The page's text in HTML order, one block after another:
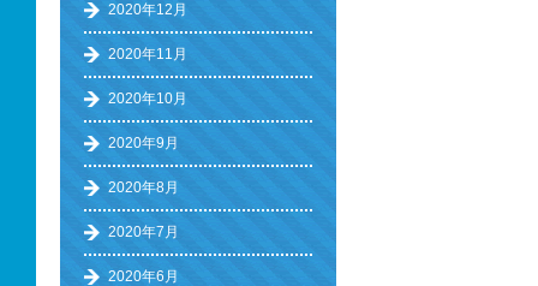
2020年12月
2020年11月
2020年10月
2020年9月
2020年8月
2020年7月
2020年6月